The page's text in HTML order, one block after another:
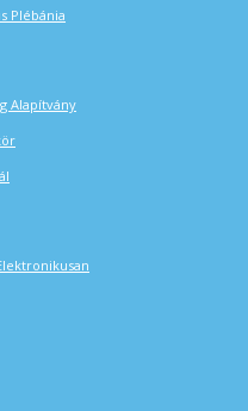
Plébánia
Alapítvány